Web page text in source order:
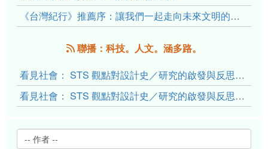
《台灣紀行》推薦序：讓我們一起走向未來文明的備忘錄
聯播：科技。人文。涵多路。
看見社會： STS 觀點對設計史／研究的啟發與反思（下）
看見社會： STS 觀點對設計史／研究的啟發與反思（上）